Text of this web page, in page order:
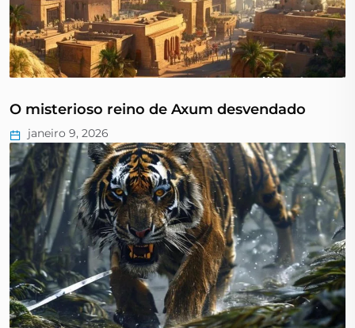
O misterioso reino de Axum desvendado
janeiro 9, 2026